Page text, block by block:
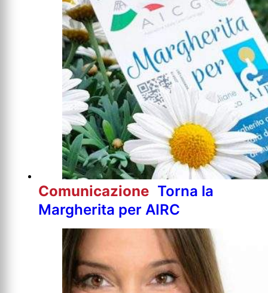
Comunicazione Torna la
Margherita per AIRC